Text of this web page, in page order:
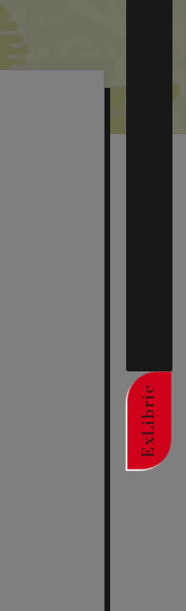
ExLibric